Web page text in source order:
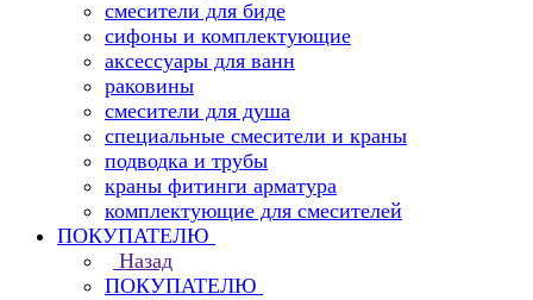
смесители для биде
сифоны и комплектующие
аксессуары для ванн
раковины
смесители для душа
специальные смесители и краны
подводка и трубы
краны фитинги арматура
комплектующие для смесителей
ПОКУПАТЕЛЮ
Назад
ПОКУПАТЕЛЮ